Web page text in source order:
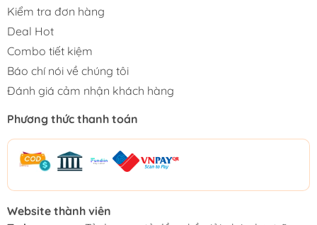
Kiểm tra đơn hàng
Deal Hot
Combo tiết kiệm
Báo chí nói về chúng tôi
Đánh giá cảm nhận khách hàng
Phương thức thanh toán
Website thành viên